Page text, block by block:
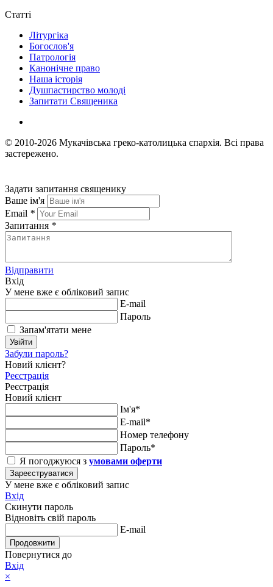
Статті
Літургіка
Богослов'я
Патрологія
Канонічне право
Наша історія
Душпастирство молоді
Запитати Священика
© 2010-2026 Мукачівська греко-католицька єпархія. Всі права
застережено.
Задати запитання священику
Ваше ім'я
Email *
Запитання *
Відправити
Вхід
У мене вже є обліковий запис
E-mail
Пароль
Запам'ятати мене
Увійти
Забули пароль?
Новий клієнт?
Реєстрація
Реєстрація
Новий клієнт
Ім'я*
E-mail*
Номер телефону
Пароль*
Я погоджуюся з умовами оферти
Зареєструватися
У мене вже є обліковий запис
Вхід
Скинути пароль
Відновіть свій пароль
E-mail
Продовжити
Повернутися до
Вхід
×